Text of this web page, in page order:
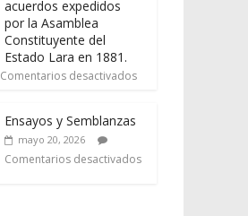
acuerdos expedidos
por la Asamblea
Constituyente del
Estado Lara en 1881.
Comentarios desactivados
Ensayos y Semblanzas
mayo 20, 2026
Comentarios desactivados